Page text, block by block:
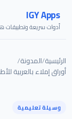
IGY Apps
أدوات سريعة وتطبيقات
الرئيسية/المدونة/
أوراق إملاء بالعربية
وسيلة تعليمية